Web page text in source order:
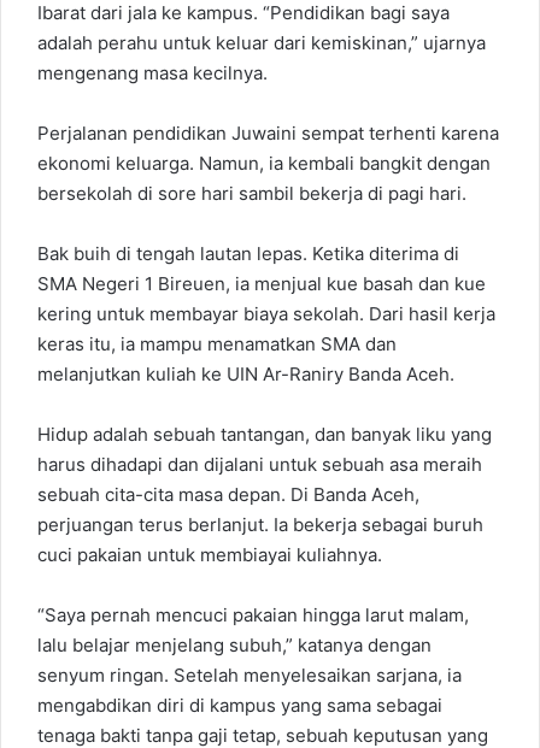
Ibarat dari jala ke kampus. “Pendidikan bagi saya
adalah perahu untuk keluar dari kemiskinan,” ujarnya
mengenang masa kecilnya.
Perjalanan pendidikan Juwaini sempat terhenti karena
ekonomi keluarga. Namun, ia kembali bangkit dengan
bersekolah di sore hari sambil bekerja di pagi hari.
Bak buih di tengah lautan lepas. Ketika diterima di
SMA Negeri 1 Bireuen, ia menjual kue basah dan kue
kering untuk membayar biaya sekolah. Dari hasil kerja
keras itu, ia mampu menamatkan SMA dan
melanjutkan kuliah ke UIN Ar-Raniry Banda Aceh.
Hidup adalah sebuah tantangan, dan banyak liku yang
harus dihadapi dan dijalani untuk sebuah asa meraih
sebuah cita-cita masa depan. Di Banda Aceh,
perjuangan terus berlanjut. Ia bekerja sebagai buruh
cuci pakaian untuk membiayai kuliahnya.
“Saya pernah mencuci pakaian hingga larut malam,
lalu belajar menjelang subuh,” katanya dengan
senyum ringan. Setelah menyelesaikan sarjana, ia
mengabdikan diri di kampus yang sama sebagai
tenaga bakti tanpa gaji tetap, sebuah keputusan yang